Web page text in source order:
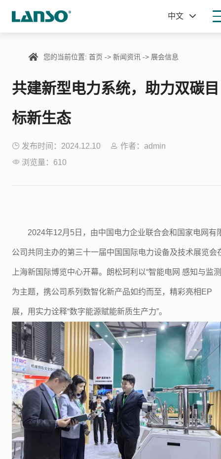

中文 
您的当前位置: 首页 -> 新闻资讯 -> 展会信息
共建新型电力系统，助力双碳目
标新生态
 发布时间：2024.12.10  作者：admin
 浏览量：610
2024年12月5日，由中国电力企业联合会和国家电网有
公司共同主办的第三十一届中国国际电力设备及技术展览会
上海新国际博览中心开幕。朗松珂利以“智能电网 感知与监
为主题，携公司系列数智化新产品如约而至，精彩亮相EP
展，用实力诠释“数字能源赋能新质生产力”。